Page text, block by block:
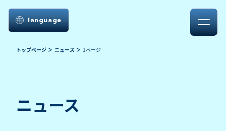
language
トップページ ニュース 1ページ
ニュース